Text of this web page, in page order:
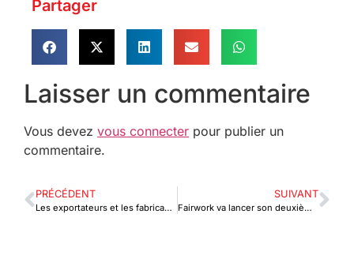
Partager
Laisser un commentaire
Vous devez vous connecter pour publier un
commentaire.
PRÉCÉDENT
Les exportateurs et les fabricants d’Ashanti formés au NEDS et à l’AfCFTA
SUIVANT
Fairwork va lancer son deuxième rapport sur les conditions de travail des travailleurs indépendants au Ghana